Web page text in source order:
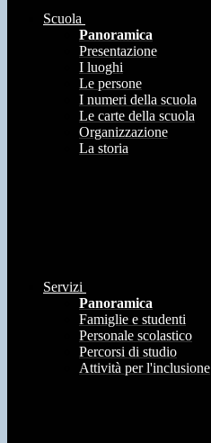
Scuola
Panoramica
Presentazione
I luoghi
Le persone
I numeri della scuola
Le carte della scuola
Organizzazione
La storia
Servizi
Panoramica
Famiglie e studenti
Personale scolastico
Percorsi di studio
Attività per l'inclusione